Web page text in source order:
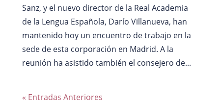
Sanz, y el nuevo director de la Real Academia
de la Lengua Española, Darío Villanueva, han
mantenido hoy un encuentro de trabajo en la
sede de esta corporación en Madrid. A la
reunión ha asistido también el consejero de...
« Entradas Anteriores